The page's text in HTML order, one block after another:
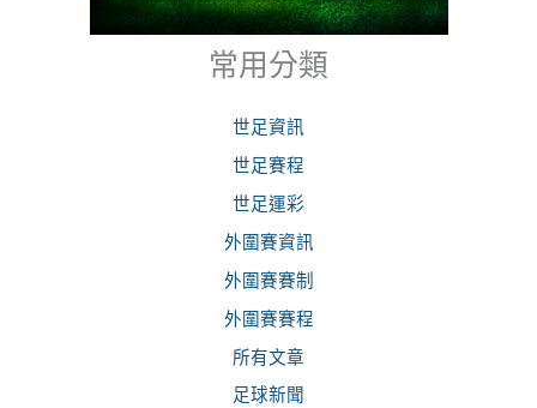
常用分類
世足資訊
世足賽程
世足運彩
外圍賽資訊
外圍賽賽制
外圍賽賽程
所有文章
足球新聞